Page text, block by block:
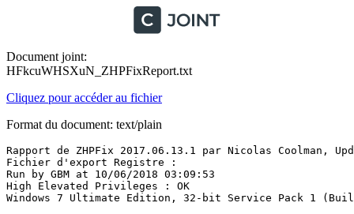
Document joint:
HFkcuWHSXuN_ZHPFixReport.txt
Cliquez pour accéder au fichier
Format du document: text/plain
Rapport de ZHPFix 2017.06.13.1 par Nicolas Coolman,
Fichier d'export Registre :
Run by GBM at 10/06/2018 03:09:53
High Elevated Privileges : OK
Windows 7 Ultimate Edition, 32-bit Service Pack 1